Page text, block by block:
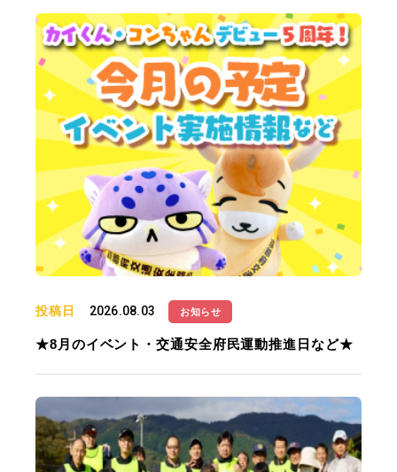
投稿日 2026.08.03 お知らせ
★8月のイベント・交通安全府民運動推進日など★